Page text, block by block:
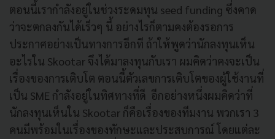
ตอนนี้เรากำลังอยู่ในช่วงระดมทุน seed funding ซึ่งคาด
ว่าจะตกลงกันได้เร็วๆ นี้ อย่างไรก็ตามคงต้องรอการ
ประกาศอย่างเป็นทางการอีกที ถ้าให้พูดว่านักลงทุนเห็น
อะไรใน Skootar จึงได้มาลงทุนกับเรา ผมคิดว่าคงจะเป็น
เรื่องของการเติบโต ตอนนี้ตัวเลขการเติบโตของผู้ใช้งานที่
เป็น SME กำลังอยู่ในทิศทางที่ดี อีกอย่างหนึ่งผมคิดว่าที่
นักลงทุนเห็นใน Skootar ก็คือเรื่องของทีมงาน พวกเรา 3
คนมีพร้อมในเรื่องของทักษะและประสบการณ์ โดยแต่ละ